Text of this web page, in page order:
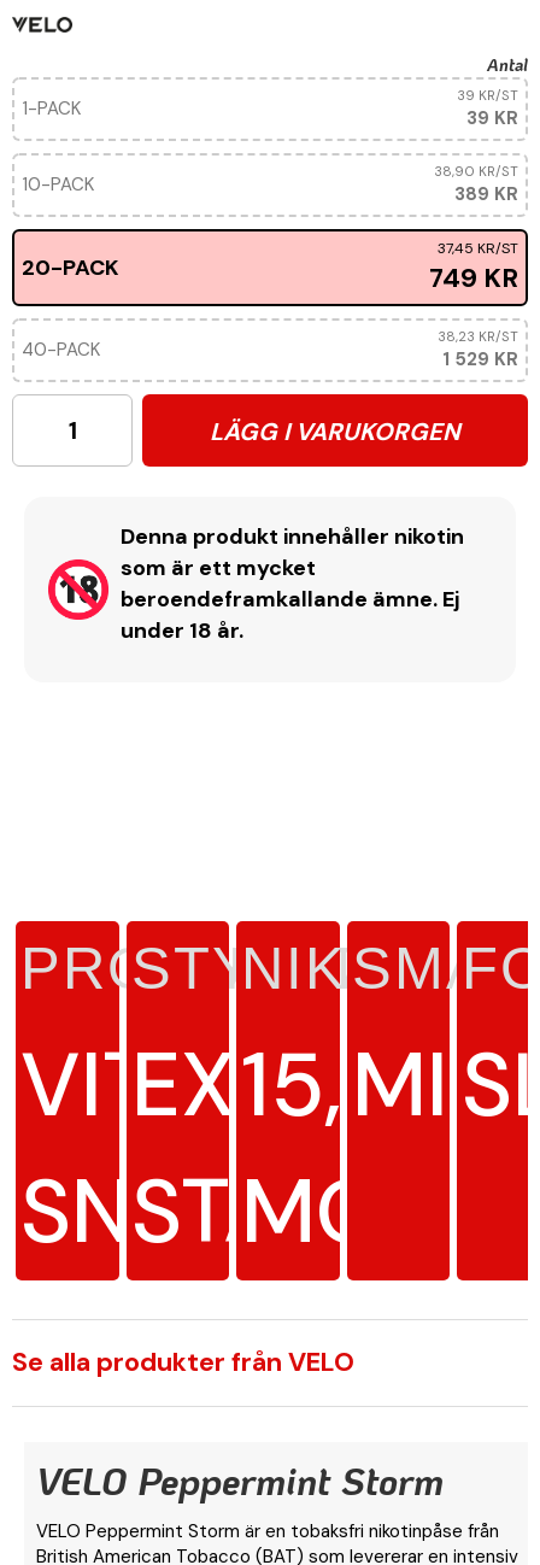
Antal
1-PACK 39 KR
39 KR/ST
10-PACK 389 KR
38,90 KR/ST
20-PACK 749 KR
37,45 KR/ST
40-PACK 1 529 KR
38,23 KR/ST
LÄGG I VARUKORGEN
Denna produkt innehåller nikotin
som är ett mycket
beroendeframkallande ämne. Ej
under 18 år.
PRODUKTTYP
VITT
SNUS
STYRKA
EXTRA
STARK
15,5
MG/G
SMAK
Se alla produkter från VELO
VELO Peppermint Storm
VELO Peppermint Storm är en tobaksfri nikotinpåse från
British American Tobacco (BAT) som levererar en intensiv